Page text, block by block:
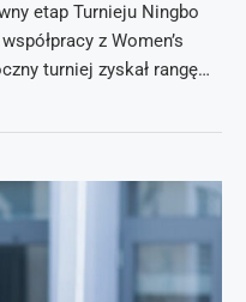
etap Turnieju Ningbo
z Women’s
turniej zyskał rangę…